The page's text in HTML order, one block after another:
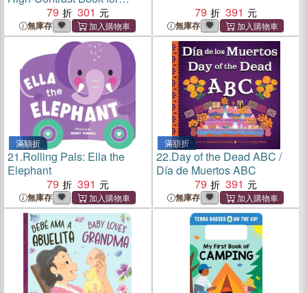
Tummytime
79 301
無庫存
79 391
無庫存
滿額折
21.Rolling Pals: Ella the
Elephant
79
391
無庫存
滿額折
22.Day of the Dead ABC /
Día de Muertos ABC
79
391
無庫存